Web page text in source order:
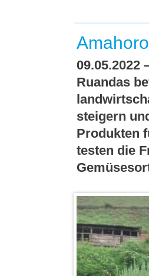
09.05.2022
Ruandas
steigern
Produkten
testen die